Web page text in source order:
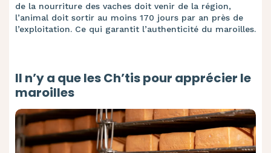
de la nourriture des vaches doit venir de la région,
l’animal doit sortir au moins 170 jours par an près de
l’exploitation. Ce qui garantit l’authenticité du maroilles.
Il n’y a que les Ch’tis pour apprécier le
maroilles